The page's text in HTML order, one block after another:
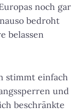
noch gar
bedroht
belassen
stimmt einfach
und
beschränkte